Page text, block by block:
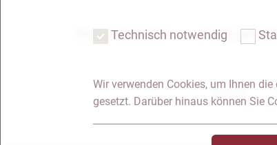
Notar Dresden
Technisch notwendig
Wir verwenden Cookies, um Ihnen
gesetzt. Darüber hinaus können Sie